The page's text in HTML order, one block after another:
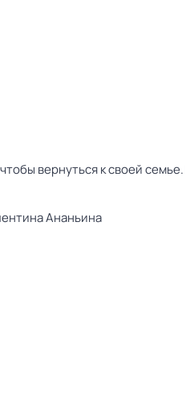
вернуться к своей семье.
Ананьина